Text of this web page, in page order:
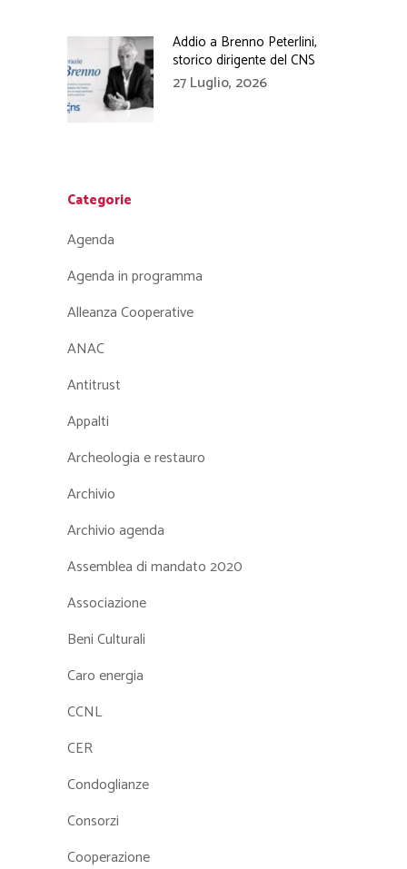
Addio a Brenno Peterlini,
storico dirigente del CNS
27 Luglio, 2026
Categorie
Agenda
Agenda in programma
Alleanza Cooperative
ANAC
Antitrust
Appalti
Archeologia e restauro
Archivio
Archivio agenda
Assemblea di mandato 2020
Associazione
Beni Culturali
Caro energia
CCNL
CER
Condoglianze
Consorzi
Cooperazione